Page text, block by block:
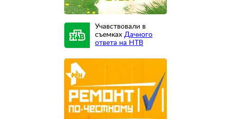
Учавствовали в
съемках Дачного
ответа на НТВ